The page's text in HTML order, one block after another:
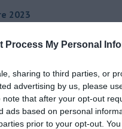
Process My Personal
sharing to third parties, or
advertising by us, please
that after your opt-out
ads based on personal
prior to your opt-out.
2023